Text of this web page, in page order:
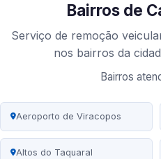
Bairros de
Serviço de remoção
nos bairros da
Bairros
Aeroporto de Viracopos
Altos do Taquaral